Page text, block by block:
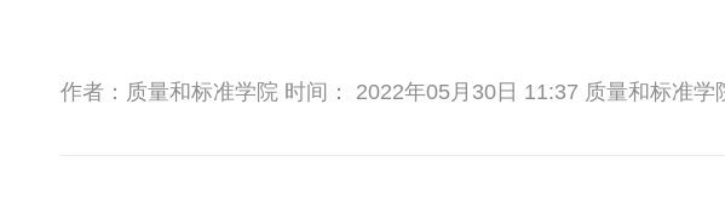
作者：质量和标准学院 时间： 2022年05月30日 11:37 质量和标准学